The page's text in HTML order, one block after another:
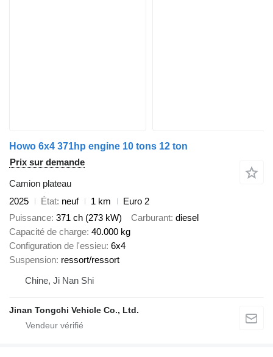
Howo 6x4 371hp engine 10 tons 12 ton
Prix sur demande
Camion plateau
2025
État neuf 1 km
Euro 2
Puissance 371 ch (273 kW) Carburant diesel
Capacité de charge 40.000 kg
Configuration de l'essieu 6x4
Suspension ressort/ressort
Chine, Ji Nan Shi
Jinan Tongchi Vehicle Co., Ltd.